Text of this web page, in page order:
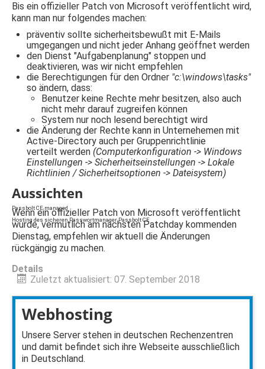
Passbolt CE managed
Hosting des sicheren Passwortmanager Passbolt CE
Bis ein offizieller Patch von Microsoft veröffentlicht wird,
kann man nur folgendes machen:
präventiv sollte sicherheitsbewußt mit E-Mails
umgegangen und nicht jeder Anhang geöffnet werden
den Dienst "Aufgabenplanung" stoppen und
deaktivieren, was wir nicht empfehlen
die Berechtigungen für den Ordner "c:\windows\tasks"
so ändern, dass:
Benutzer keine Rechte mehr besitzen, also auch
nicht mehr darauf zugreifen können
System nur noch lesend berechtigt wird
die Änderung der Rechte kann in Unternehemen mit
Active-Directory auch per Gruppenrichtlinie
verteilt werden (Computerkonfiguration -> Windows
Einstellungen -> Sicherheitseinstellungen -> Lokale
Richtlinien / Sicherheitsoptionen -> Dateisystem)
Aussichten
Wenn ein offizieller Patch von Microsoft veröffentlicht
wurde, vermutlich am nächsten Patchday kommenden
Dienstag, empfehlen wir aktuell die Änderungen
rückgängig zu machen.
Details
Zuletzt aktualisiert: 07. September 2018
Webhosting
Unsere Server stehen in deutschen Rechenzentren
und damit befindet sich ihre Webseite ausschließlich
in Deutschland.